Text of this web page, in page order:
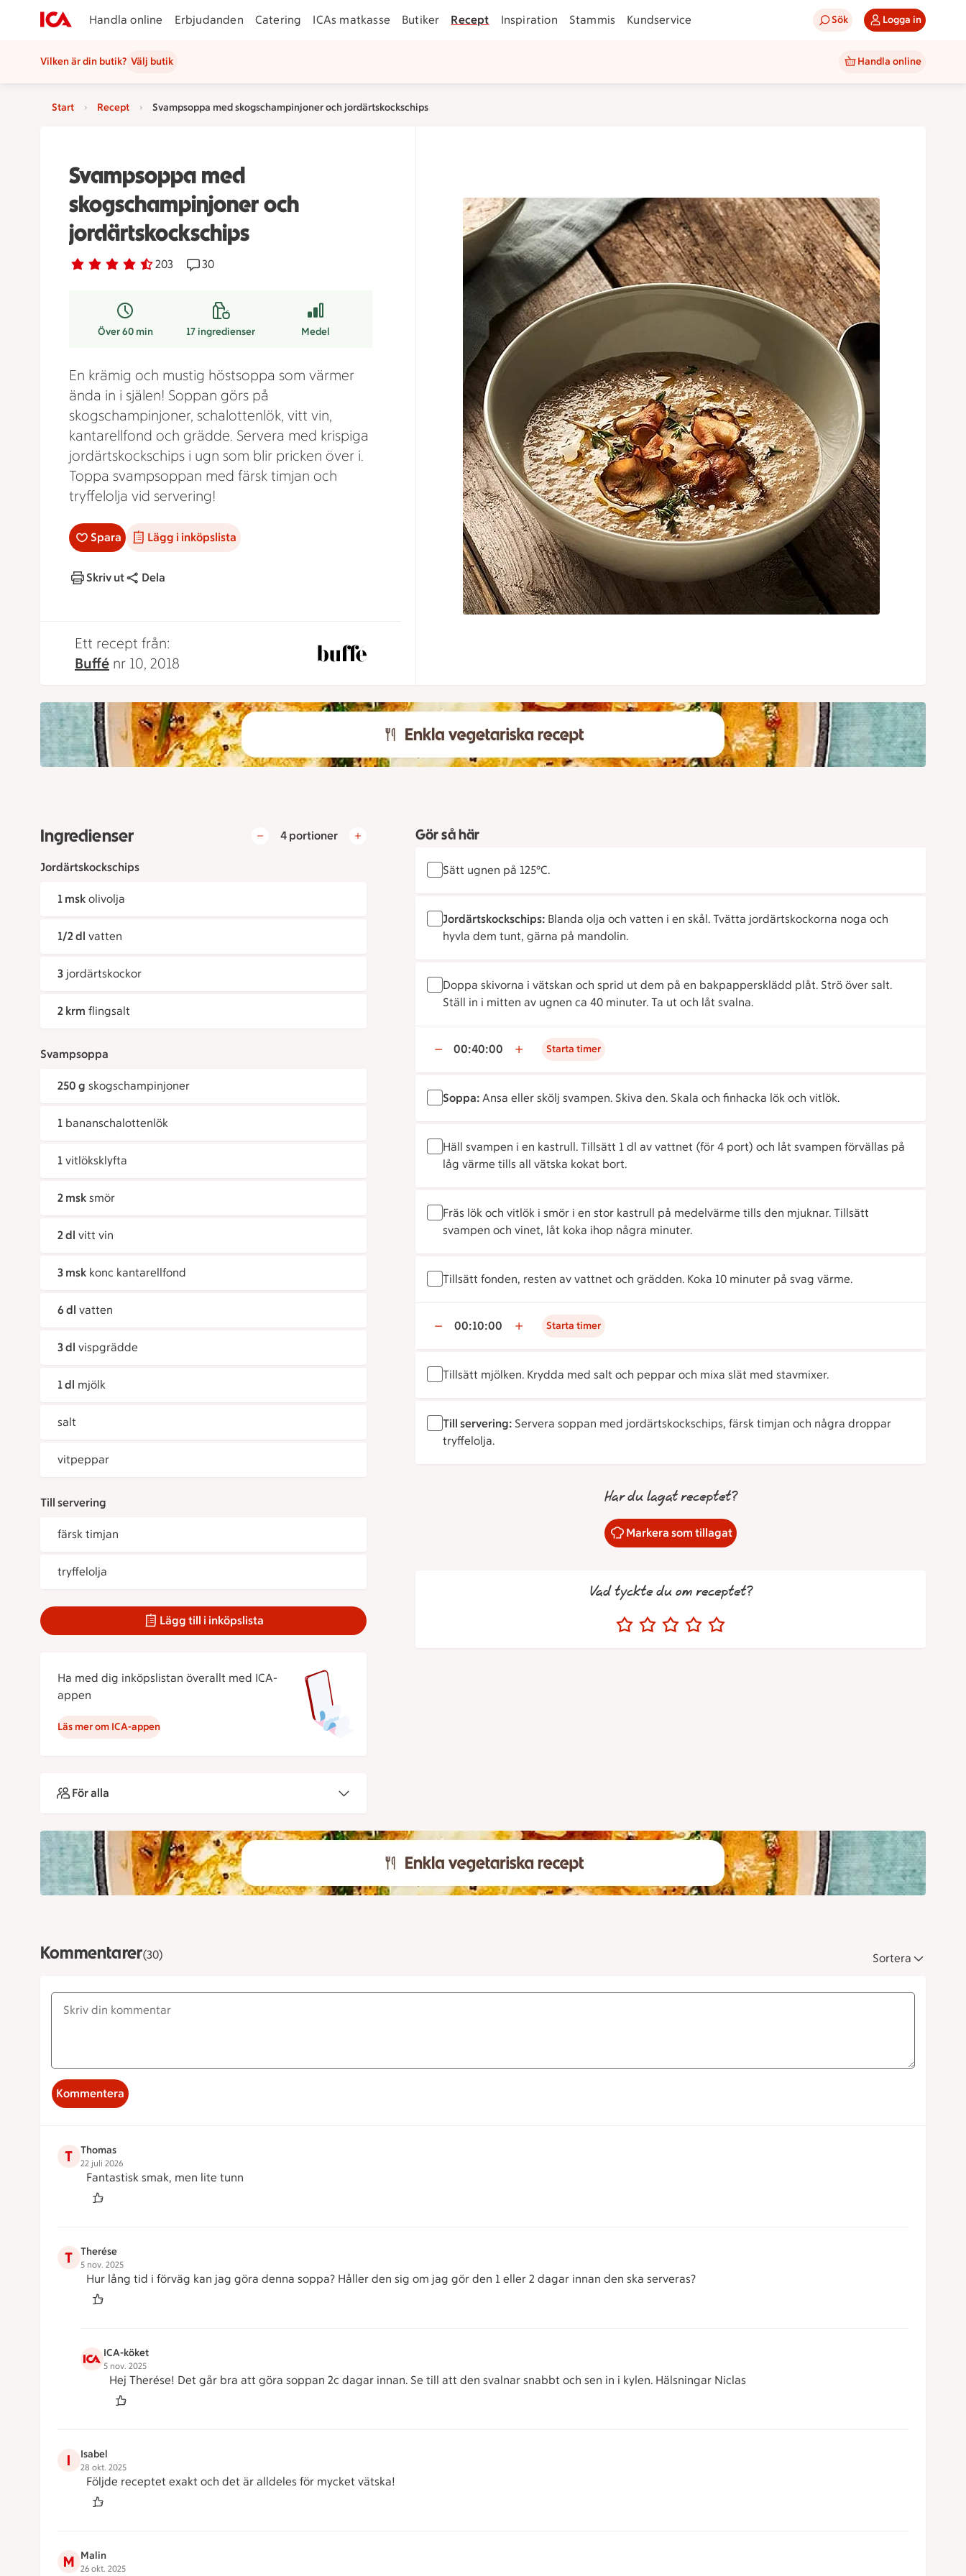
Handla online Erbjudanden Catering ICAs matkasse Butiker Recept Inspiration Stammis Kundservice Sök Logga in
Vilken är din butik? Välj butik Handla online
Start Recept Svampsoppa med skogschampinjoner och jordärtskockschips
Svampsoppa med
skogschampinjoner och
jordärtskockschips
Betyg 4.6 av 5. 203
203 personer har röstatReceptet har 30 kommentarer
30
Över 60 min 17ingredienser Medel
En krämig och mustig höstsoppa som värmer
ända in i själen! Soppan görs på
skogschampinjoner, schalottenlök, vitt vin,
kantarellfond och grädde. Servera med krispiga
jordärtskockschips i ugn som blir pricken över i.
Toppa svampsoppan med färsk timjan och
tryffelolja vid servering!
Spara Lägg i inköpslista
Skriv ut Dela
Ett recept från:
Buffé nr 10, 2018
Ingredienser 4 portioner
Jordärtskockschips
1 msk olivolja
1/2 dl vatten
3 jordärtskockor
2 krm flingsalt
Svampsoppa
250 g skogschampinjoner
1 bananschalottenlök
1 vitlöksklyfta
2 msk smör
2 dl vitt vin
3 msk konc kantarellfond
6 dl vatten
3 dl vispgrädde
1 dl mjölk
salt
vitpeppar
Till servering
färsk timjan
tryffelolja
Lägg till i inköpslista
Ha med dig inköpslistan överallt med ICA-
appen
Läs mer om ICA-appen
För alla
Gör så här
Sätt ugnen på 125°C.
Jordärtskockschips: Blanda olja och vatten i en skål. Tvätta jordärt­skockorna noga och
hyvla dem tunt, gärna på mandolin.
Doppa skivorna i vätskan och sprid ut dem på en bakpappers­klädd plåt. Strö över salt.
Ställ in i mitten av ugnen ca 40 minuter. Ta ut och låt svalna.
00:40:00 Starta timer
Soppa: Ansa eller skölj svampen. Skiva den. Skala och finhacka lök och vitlök.
Häll svampen i en kastrull. Tillsätt 1 dl av vattnet (för 4 port) och låt svampen förvällas på
låg värme tills all vätska kokat bort.
Fräs lök och vitlök i smör i en stor kastrull på medelvärme tills den mjuknar. Tillsätt
svampen och vinet, låt koka ihop några minuter.
Tillsätt fonden, resten av vattnet och grädden. Koka 10 minuter på svag värme.
00:10:00 Starta timer
Tillsätt mjölken. Krydda med salt och peppar och mixa slät med stavmixer.
Till servering: Servera soppan med jordärtskockschips, färsk timjan och några droppar
tryffelolja.
Har du lagat receptet?
Markera som tillagat
Vad tyckte du om receptet?
Kommentarer(30) Sortera
Kommentera
T Thomas
22 juli 2026
Fantastisk smak, men lite tunn
T Therése
5 nov. 2025
Hur lång tid i förväg kan jag göra denna soppa? Håller den sig om jag gör den 1 eller 2 dagar innan den ska serveras?
ICA-köket
5 nov. 2025
Hej Therése! Det går bra att göra soppan 2c dagar innan. Se till att den svalnar snabbt och sen in i kylen. Hälsningar Niclas
I Isabel
28 okt. 2025
Följde receptet exakt och det är alldeles för mycket vätska!
M Malin
26 okt. 2025